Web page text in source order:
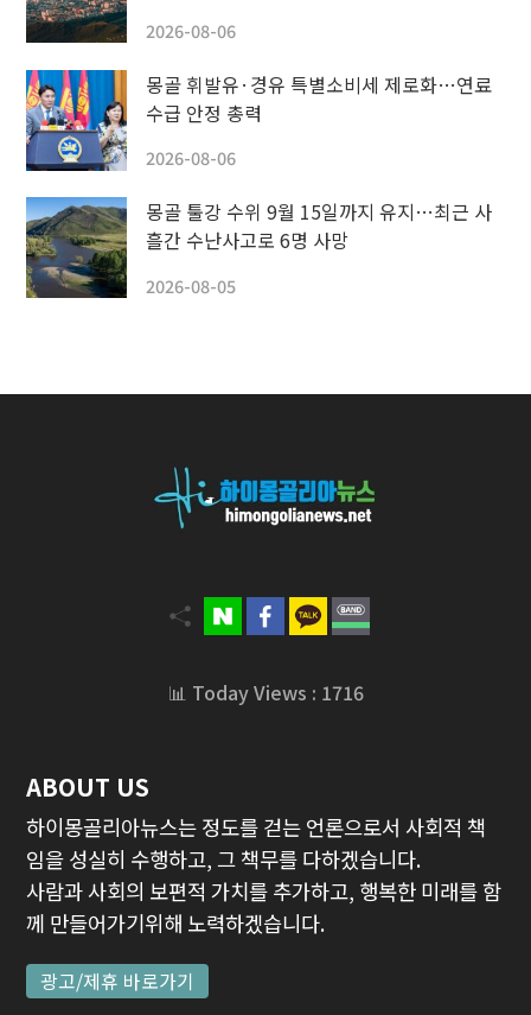
2026-08-06
몽골 휘발유·경유 특별소비세 제로화…연료
수급 안정 총력
2026-08-06
몽골 툴강 수위 9월 15일까지 유지…최근 사
흘간 수난사고로 6명 사망
2026-08-05
📊 Today Views : 1716
ABOUT US
하이몽골리아뉴스는 정도를 걷는 언론으로서 사회적 책
임을 성실히 수행하고, 그 책무를 다하겠습니다.
사람과 사회의 보편적 가치를 추가하고, 행복한 미래를 함
께 만들어가기위해 노력하겠습니다.
광고/제휴 바로가기